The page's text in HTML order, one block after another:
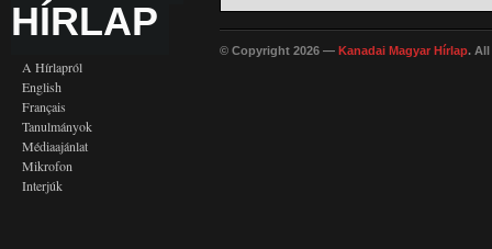
HÍRLAP
A Hírlapról
English
Français
Tanulmányok
Médiaajánlat
Mikrofon
Interjúk
© Copyright 2026 — Kanadai Magyar Hírlap. All